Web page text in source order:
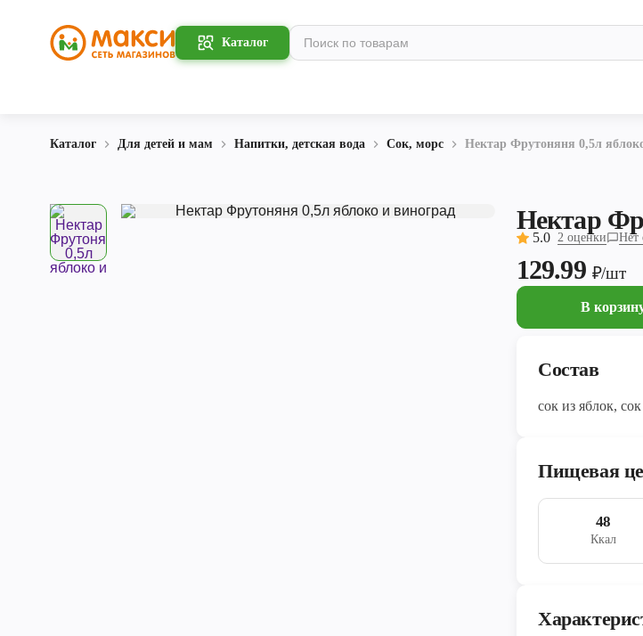
Каталог
Каталог Для детей и мам Напитки, детская вода Сок, морс Нектар Фрутоняня 0,5л
Нектар
5.0 2 оценки Нет
129.99 ₽/шт
В
Состав
сок из яблок,
Пищевая
48
Ккал